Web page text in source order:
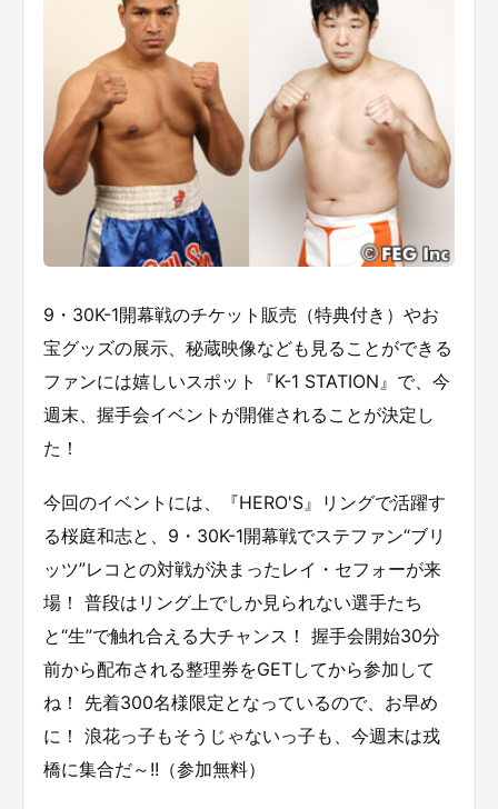
9・30K-1開幕戦のチケット販売（特典付き）やお
宝グッズの展示、秘蔵映像なども見ることができる
ファンには嬉しいスポット『K-1 STATION』で、今
週末、握手会イベントが開催されることが決定し
た！
今回のイベントには、『HERO'S』リングで活躍す
る桜庭和志と、9・30K-1開幕戦でステファン“ブリ
ッツ”レコとの対戦が決まったレイ・セフォーが来
場！ 普段はリング上でしか見られない選手たち
と“生”で触れ合える大チャンス！ 握手会開始30分
前から配布される整理券をGETしてから参加して
ね！ 先着300名様限定となっているので、お早め
に！ 浪花っ子もそうじゃないっ子も、今週末は戎
橋に集合だ～!!（参加無料）